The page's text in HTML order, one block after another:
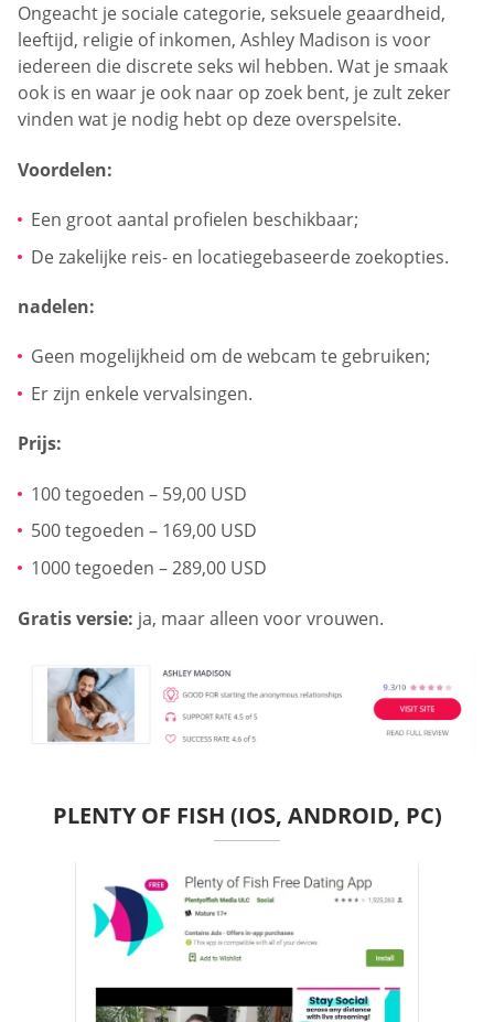
Ongeacht je sociale categorie, seksuele geaardheid,
leeftijd, religie of inkomen, Ashley Madison is voor
iedereen die discrete seks wil hebben. Wat je smaak
ook is en waar je ook naar op zoek bent, je zult zeker
vinden wat je nodig hebt op deze overspelsite.
Voordelen:
Een groot aantal profielen beschikbaar;
De zakelijke reis- en locatiegebaseerde zoekopties.
nadelen:
Geen mogelijkheid om de webcam te gebruiken;
Er zijn enkele vervalsingen.
Prijs:
100 tegoeden – 59,00 USD
500 tegoeden – 169,00 USD
1000 tegoeden – 289,00 USD
Gratis versie: ja, maar alleen voor vrouwen.
PLENTY OF FISH (IOS, ANDROID, PC)